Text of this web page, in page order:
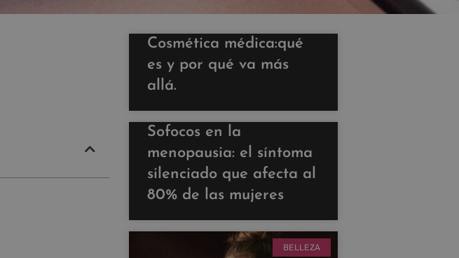
Cosmética médica:qué
es y por qué va más
allá.
Sofocos en la
menopausia: el síntoma
silenciado que afecta al
80% de las mujeres
BELLEZA